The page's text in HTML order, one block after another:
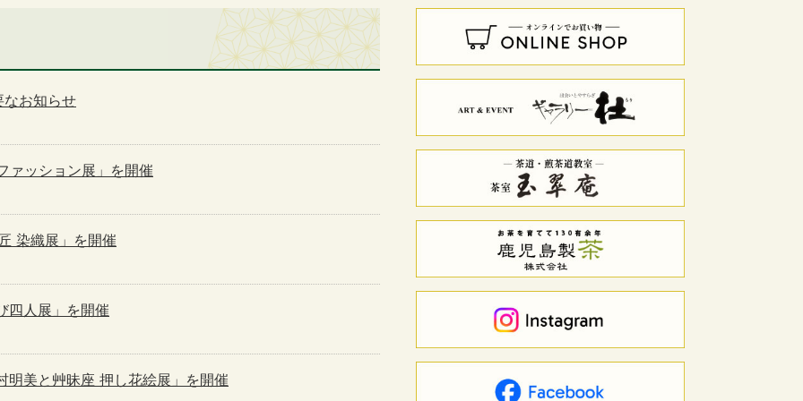
なお知らせ
ァッション展」を開催
染織展」を開催
四人展」を開催
明美と艸昧座 押し花絵展」を開催